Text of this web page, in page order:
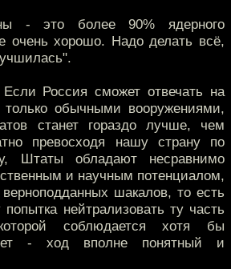
- это более 90% ядерного
очень хорошо. Надо делать всё,
Россия сможет отвечать на
только обычными вооружениями,
станет гораздо лучше, чем
превосходя нашу страну по
Штаты обладают несравнимо
и научным потенциалом,
шакалов, то есть
нейтрализовать ту часть
соблюдается хотя бы
- ход вполне понятный и